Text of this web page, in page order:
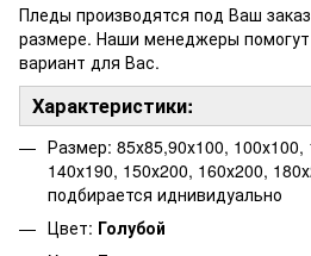
Пледы производятся под Ваш
размере. Наши менеджеры
вариант для Вас.
Характеристики:
Размер: 85х85,90х100, 100х100,
140х190, 150х200, 160х200,
подбирается иднивидуально
Цвет: Голубой